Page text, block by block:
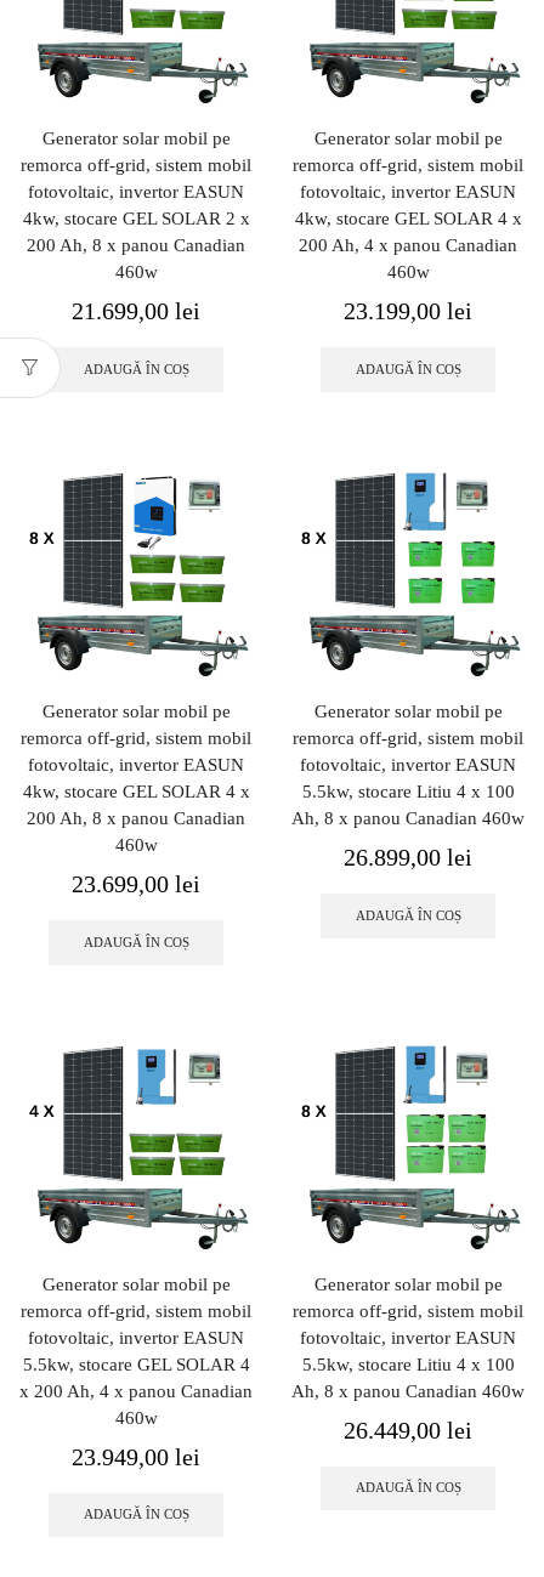
Generator solar mobil pe
remorca off-grid, sistem mobil
fotovoltaic, invertor EASUN
4kw, stocare GEL SOLAR 2 x
200 Ah, 8 x panou Canadian
460w
21.699,00 lei
ADAUGĂ ÎN COȘ
Generator solar mobil pe
remorca off-grid, sistem mobil
fotovoltaic, invertor EASUN
4kw, stocare GEL SOLAR 4 x
200 Ah, 4 x panou Canadian
460w
23.199,00 lei
ADAUGĂ ÎN COȘ
Generator solar mobil pe
remorca off-grid, sistem mobil
fotovoltaic, invertor EASUN
4kw, stocare GEL SOLAR 4 x
200 Ah, 8 x panou Canadian
460w
23.699,00 lei
ADAUGĂ ÎN COȘ
Generator solar mobil pe
remorca off-grid, sistem mobil
fotovoltaic, invertor EASUN
5.5kw, stocare Litiu 4 x 100
Ah, 8 x panou Canadian 460w
26.899,00 lei
ADAUGĂ ÎN COȘ
Generator solar mobil pe
remorca off-grid, sistem mobil
fotovoltaic, invertor EASUN
5.5kw, stocare GEL SOLAR 4
x 200 Ah, 4 x panou Canadian
460w
23.949,00 lei
ADAUGĂ ÎN COȘ
Generator solar mobil pe
remorca off-grid, sistem mobil
fotovoltaic, invertor EASUN
5.5kw, stocare Litiu 4 x 100
Ah, 8 x panou Canadian 460w
26.449,00 lei
ADAUGĂ ÎN COȘ